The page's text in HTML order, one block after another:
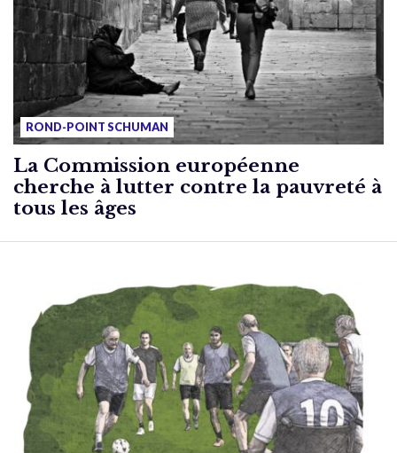
ROND-POINT SCHUMAN
La Commission européenne
cherche à lutter contre la pauvreté à
tous les âges